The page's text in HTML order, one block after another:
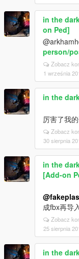
in the
on Ped]
person/
Zobacz
1 września
in the
厉害了我
Zobacz
30 sierpnia
in the
[Add-on
成fbx再导
Zobacz
25 sierpnia
in the